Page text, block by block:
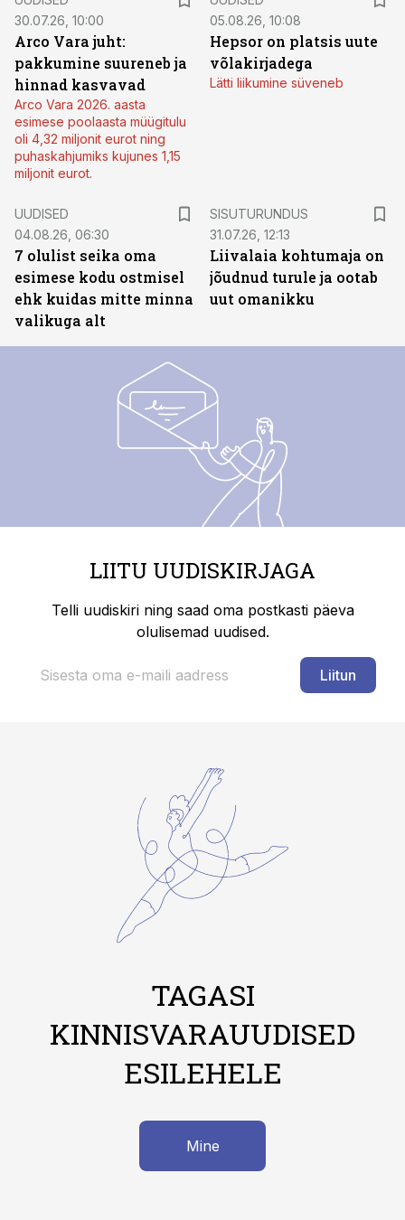
30.07.26, 10:00
Arco Vara juht:
pakkumine suureneb ja
hinnad kasvavad
Arco Vara 2026. aasta
esimese poolaasta müügitulu
oli 4,32 miljonit eurot ning
puhaskahjumiks kujunes 1,15
miljonit eurot.
05.08.26, 10:08
Hepsor on platsis uute
võlakirjadega
Lätti liikumine süveneb
UUDISED
04.08.26, 06:30
7 olulist seika oma
esimese kodu ostmisel
ehk kuidas mitte minna
valikuga alt
SISUTURUNDUS
31.07.26, 12:13
Liivalaia kohtumaja on
jõudnud turule ja ootab
uut omanikku
LIITU UUDISKIRJAGA
Telli uudiskiri ning saad oma postkasti päeva
olulisemad uudised.
Liitun
TAGASI
KINNISVARAUUDISED
ESILEHELE
Mine